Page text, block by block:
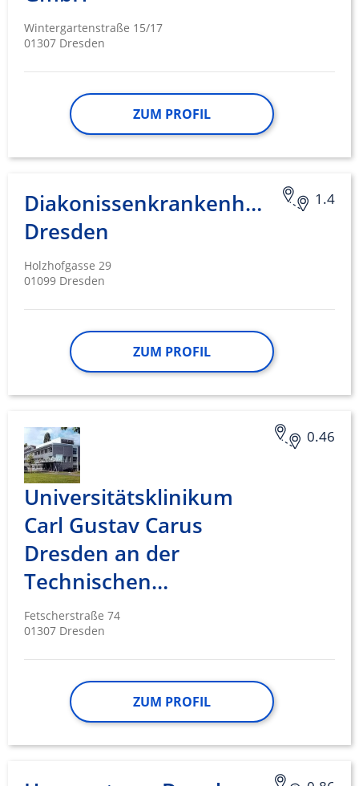
Wintergartenstraße 15/17
01307 Dresden
ZUM PROFIL
1.4
Diakonissenkrankenhaus
Dresden
Holzhofgasse 29
01099 Dresden
ZUM PROFIL
0.46
Universitätsklinikum
Carl Gustav Carus
Dresden an der
Technischen…
Fetscherstraße 74
01307 Dresden
ZUM PROFIL